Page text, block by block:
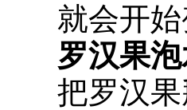
就会开
罗汉果泡
把罗汉